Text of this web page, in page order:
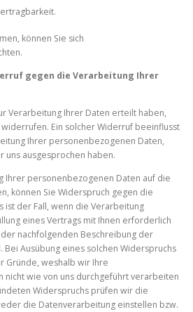
können Sie sich
gegen die Verarbeitung Ihrer
Verarbeitung Ihrer Daten erteilt haben,
Ein solcher Widerruf beeinflusst
Ihrer personenbezogenen Daten,
uns ausgesprochen haben.
Ihrer personenbezogenen Daten auf die
können Sie Widerspruch gegen die
ist der Fall, wenn die Verarbeitung
eines Vertrags mit Ihnen erforderlich
nachfolgenden Beschreibung der
Ausübung eines solchen Widerspruchs
Gründe, weshalb wir Ihre
nicht wie von uns durchgeführt verarbeiten
Widerspruchs prüfen wir die
die Datenverarbeitung einstellen bzw.